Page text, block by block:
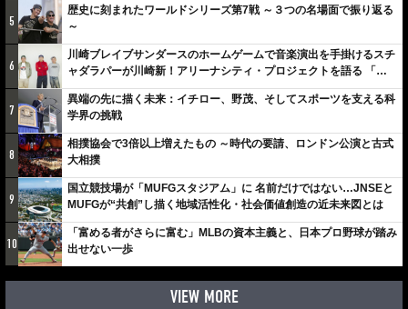
5
歴史に刻まれたワールドシリーズ第7戦 ～３つの名場面で振り返る
～
6
川崎ブレイブサンダースのホームゲームで音楽演出を手掛けるスチ
ャダラパーが川崎新！アリーナシティ・プロジェクトを語る 「楽
しみでしかないでしょ。川崎は、ずっと成長曲線だから」
7
異端の先に描く未来：イチロー、野茂、そしてスポーツを支える科
学界の挑戦
8
相撲協会で3倍以上増えたもの ～時代の要請、ロンドン公演と古式
大相撲
9
国立競技場が「MUFGスタジアム」に 名前だけではない…JNSEと
MUFGが“共創”し描く地域活性化・社会価値創造の近未来図とは
10
「富める者がさらに富む」MLBの資本主義と、日本プロ野球が踏み
出せない一歩
VIEW MORE